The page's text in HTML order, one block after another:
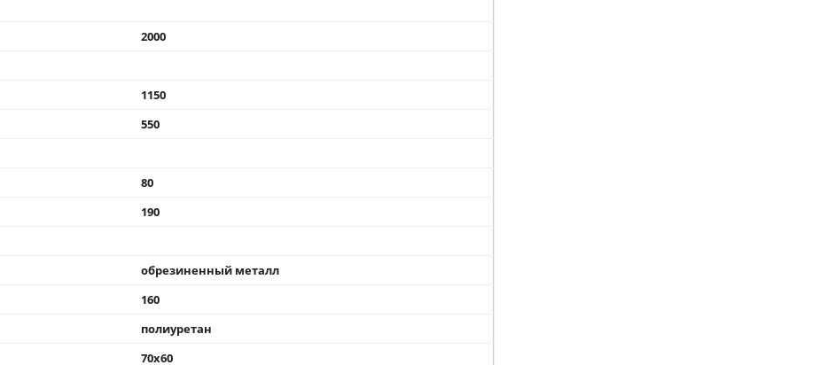
2000
1150
550
80
190
обрезиненный металл
160
полиуретан
70x60